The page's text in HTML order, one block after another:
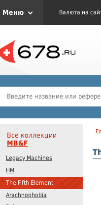
Меню Валюта на
Все коллекции
MB&F
Legacy Machines
HM
The Fifth Element
Arachnophobia